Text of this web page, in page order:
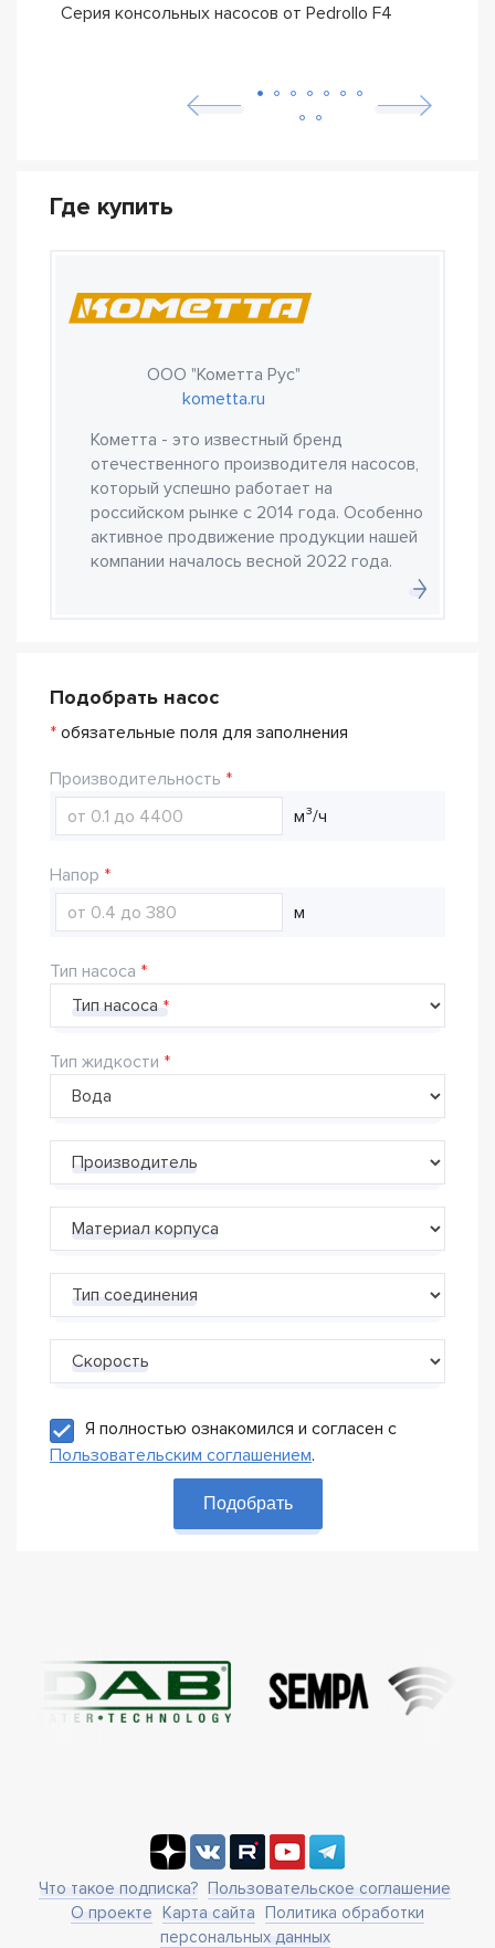
Серия консольных насосов от Pedrollo F4
Где купить
ООО "Кометта Рус"
kometta.ru
Кометта - это известный бренд
отечественного производителя насосов,
который успешно работает на
российском рынке с 2014 года. Особенно
активное продвижение продукции нашей
компании началось весной 2022 года.
Подобрать насос
* обязательные поля для заполнения
Производительность
м³/ч
Напор
м
Тип насоса
Тип насоса
Тип жидкости
Производитель
Материал корпуса
Тип соединения
Скорость
Я полностью ознакомился и согласен с
Пользовательским соглашением.
Подобрать
Что такое подписка?
Пользовательское соглашение
О проекте
Карта сайта
Политика обработки
персональных данных